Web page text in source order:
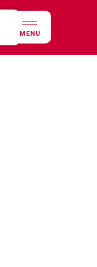
MENU